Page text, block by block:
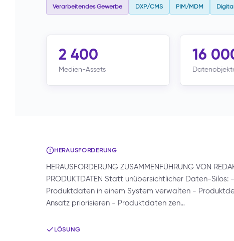
Verarbeitendes Gewerbe DXP/CMS PIM/MDM
2 400
Medien-Assets
16
HERAUSFORDERUNG
HERAUSFORDERUNG ZUSAMMENFÜHRUNG VON
PRODUKTDATEN Statt unübersichtlicher Daten-
Produktdaten in einem System verwalten -
Ansatz priorisieren - Produktdaten zen…
LÖSUNG